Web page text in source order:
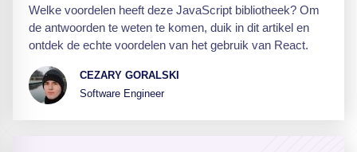
Welke voordelen heeft deze JavaScript bibliotheek? Om
de antwoorden te weten te komen, duik in dit artikel en
ontdek de echte voordelen van het gebruik van React.
CEZARY GORALSKI
Software Engineer